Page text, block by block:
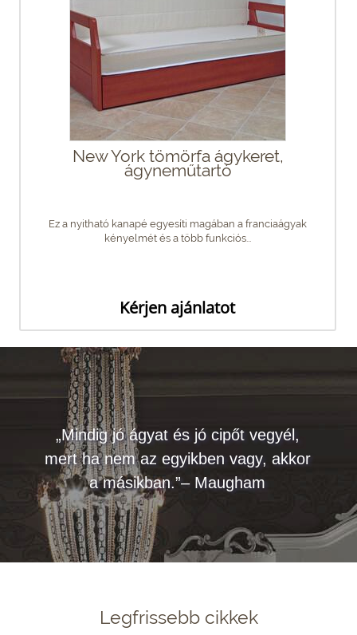
New York tömörfa ágykeret,
ágyneműtartó
Ez a nyitható kanapé egyesíti magában a franciaágyak
kényelmét és a több funkciós...
Kérjen ajánlatot
„Mindig jó ágyat és jó cipőt vegyél,
mert ha nem az egyikben vagy, akkor
a másikban.”– Maugham
Legfrissebb cikkek